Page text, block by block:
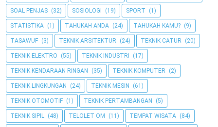
SOAL PENJAS (32) SOSIOLOGI (19) SPORT (1)
STATISTIKA (1) TAHUKAH ANDA (24) TAHUKAH KAMU? (9)
TASAWUF (3) TEKNIK ARSITEKTUR (24) TEKNIK CATUR (20)
TEKNIK ELEKTRO (55) TEKNIK INDUSTRI (17)
TEKNIK KENDARAAN RINGAN (35) TEKNIK KOMPUTER (2)
TEKNIK LINGKUNGAN (24) TEKNIK MESIN (61)
TEKNIK OTOMOTIF (1) TEKNIK PERTAMBANGAN (5)
TEKNIK SIPIL (48) TELOLET OM (11) TEMPAT WISATA (84)